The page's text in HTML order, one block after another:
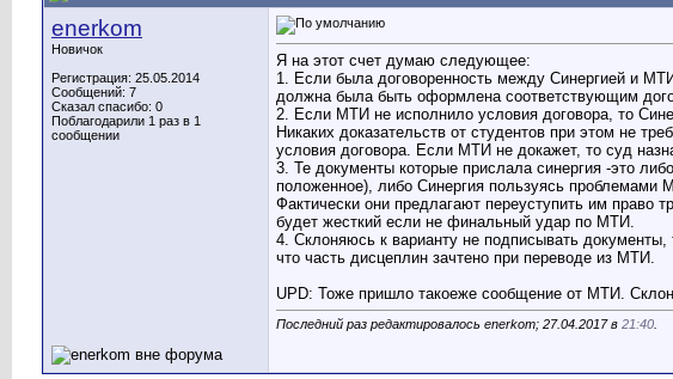
enerkom
Новичок
Регистрация: 25.05.2014
Сообщений: 7
Сказал спасибо: 0
Поблагодарили 1 раз в 1
сообщении
Я на этот счет думаю следующее:
1. Если была договоренность между Синергией и
должна была быть оформлена соответствующим
2. Если МТИ не исполнило условия договора, то
Никаких доказательств от студентов при этом не
условия договора. Если МТИ не докажет, то суд
3. Те документы которые прислала синергия -это
положенное), либо Синергия пользуясь
Фактически они предлагают переуступить им право
будет жесткий если не финальный удар по МТИ.
4. Склоняюсь к варианту не подписывать
что часть дисцеплин зачтено при переводе из МТИ.
UPD: Тоже пришло такоеже сообщение от МТИ.
Последний раз редактировалось enerkom; 27.04.2017 в 21:40